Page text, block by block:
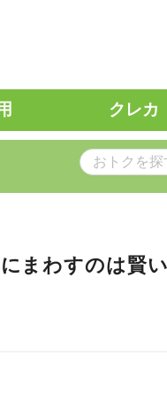
クレカ
まわすのは賢